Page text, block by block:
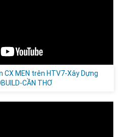
MEN trên HTV7-Xây Dựng
CẦN THƠ